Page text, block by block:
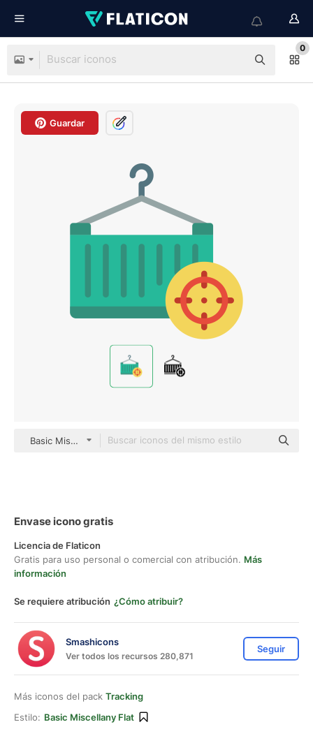
0
Guardar
Basic Miscellany Flat
Envase icono gratis
Licencia de Flaticon
Gratis para uso personal o comercial con atribución. Más
información
Se requiere atribución ¿Cómo atribuir?
Smashicons
Ver todos los recursos 280,871
Seguir
Más iconos del pack Tracking
Estilo: Basic Miscellany Flat